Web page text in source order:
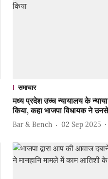
समाचार
मध्य प्रदेश उच्च न्यायालय के
किया, कहा भाजपा विधायक ने
Bar & Bench 02 Sep 2025